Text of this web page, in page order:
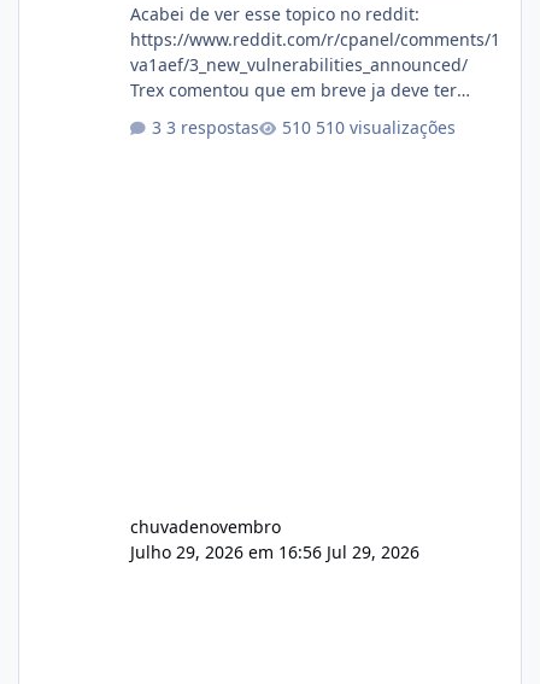
Acabei de ver esse topico no reddit:
https://www.reddit.com/r/cpanel/comments/1
va1aef/3_new_vulnerabilities_announced/
Trex comentou que em breve ja deve ter
3 respostas 510 visualizações
chuvadenovembro
Julho 29, 2026 em 16:56 Jul 29, 2026